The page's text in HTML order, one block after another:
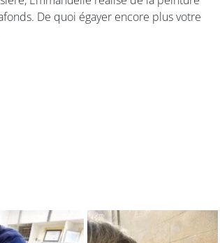
De quoi égayer encore plus votre